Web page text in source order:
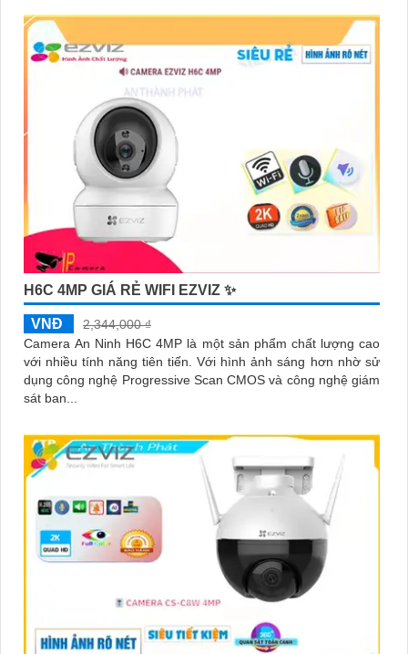
H6C 4MP GIÁ RẺ WIFI EZVIZ ✨
VNĐ
2,344,000 ₫
Camera An Ninh H6C 4MP là một sản phẩm chất lượng cao
với nhiều tính năng tiên tiến. Với hình ảnh sáng hơn nhờ sử
dụng công nghệ Progressive Scan CMOS và công nghệ giám
sát ban...